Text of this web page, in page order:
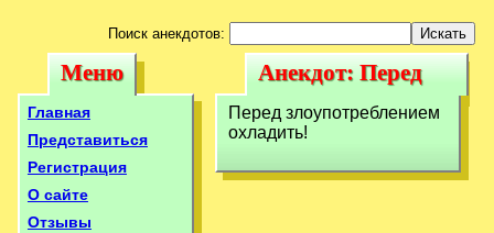
Поиск анекдотов:
Меню
Меню
Главная
Представиться
Регистрация
О сайте
Отзывы
Анекдот: Перед
злоупотреблением
охладить!
Анекдот: Перед
злоупотреблением
охладить!
Перед злоупотреблением
охладить!